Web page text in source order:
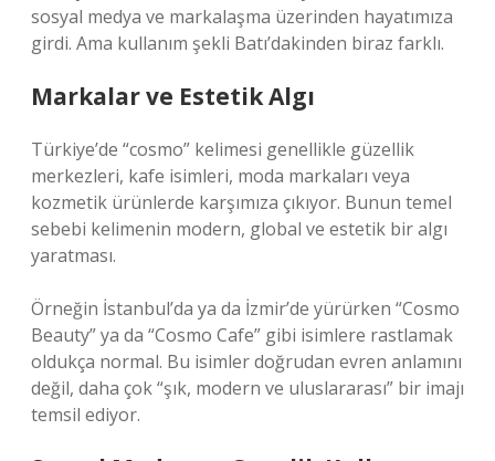
sosyal medya ve markalaşma üzerinden hayatımıza
girdi. Ama kullanım şekli Batı’dakinden biraz farklı.
Markalar ve Estetik Algı
Türkiye’de “cosmo” kelimesi genellikle güzellik
merkezleri, kafe isimleri, moda markaları veya
kozmetik ürünlerde karşımıza çıkıyor. Bunun temel
sebebi kelimenin modern, global ve estetik bir algı
yaratması.
Örneğin İstanbul’da ya da İzmir’de yürürken “Cosmo
Beauty” ya da “Cosmo Cafe” gibi isimlere rastlamak
oldukça normal. Bu isimler doğrudan evren anlamını
değil, daha çok “şık, modern ve uluslararası” bir imajı
temsil ediyor.